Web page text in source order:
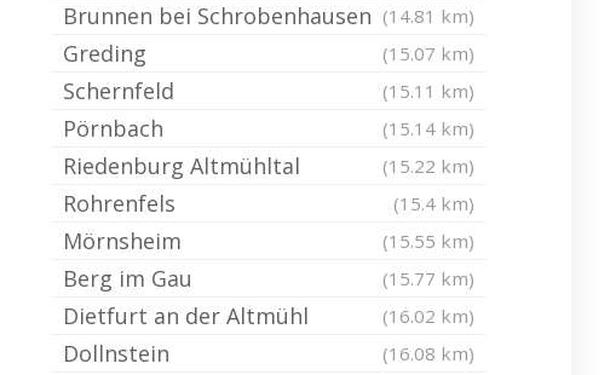
Brunnen bei Schrobenhausen (14.81 km)
Greding (15.07 km)
Schernfeld (15.11 km)
Pörnbach (15.14 km)
Riedenburg Altmühltal (15.22 km)
Rohrenfels (15.4 km)
Mörnsheim (15.55 km)
Berg im Gau (15.77 km)
Dietfurt an der Altmühl (16.02 km)
Dollnstein (16.08 km)